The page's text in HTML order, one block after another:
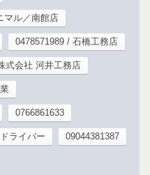
マル／南館店
0478571989 / 石橋工務店
式会社 河井工務店
0766861633
ライバー 09044381387